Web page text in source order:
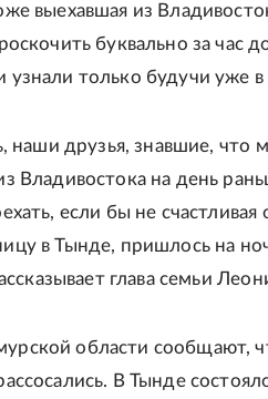
выехавшая из
буквально за час
узнали только будучи уже в
наши друзья, знавшие, что
Владивостока на день
если бы не
в Тынде, пришлось на
глава семьи
области сообщают,
В Тынде